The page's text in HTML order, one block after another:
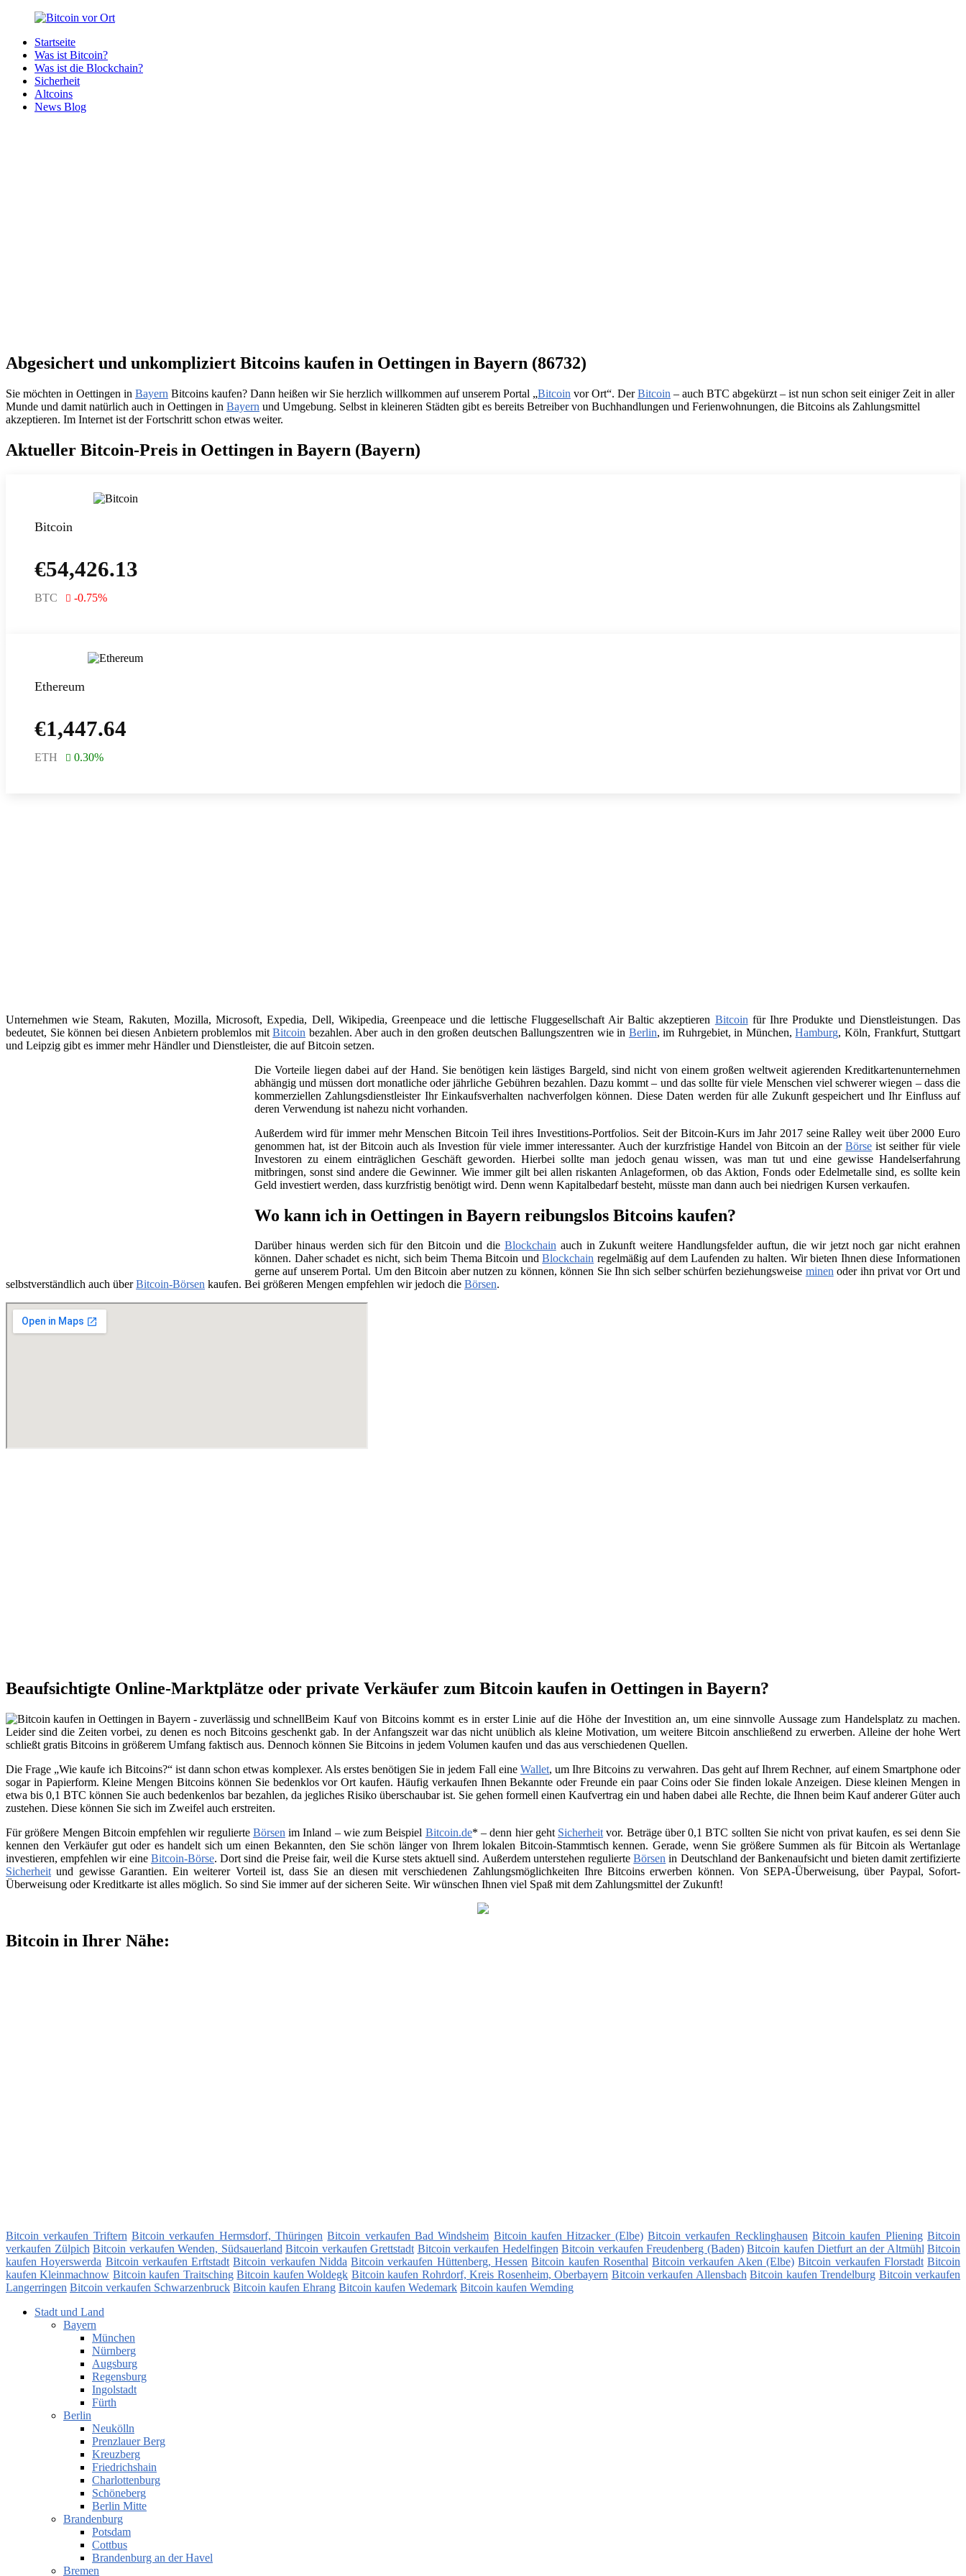
Zurück
Inhalt
Bitcoin
Bitcoins
deiner
Region
Startseite
Was ist Bitcoin?
Was ist die Blockchain?
Sicherheit
Altcoins
News Blog
Abgesichert und unkompliziert Bitcoins kaufen in Oettingen in Bayern (86732)
Sie möchten in Oettingen in Bayern Bitcoins kaufen? Dann heißen wir Sie herzlich willkommen auf unserem Portal „Bitcoin vor Ort“. DerBitcoin – auch BTC abgekürzt – ist nun schon seit einiger Zeit in aller
Munde und damit natürlich auch in Oettingen in Bayern und Umgebung. Selbst in kleineren Städten gibt es bereits Betreiber von Buchhandlungen und Ferienwohnungen, die Bitcoins als Zahlungsmittel
akzeptieren. Im Internet ist der Fortschritt schon etwas weiter.
Aktueller Bitcoin-Preis in Oettingen in Bayern (Bayern)
Bitcoin
€54,426.13
BTC -0.75%
Ethereum
€1,447.64
ETH 0.30%
Unternehmen wie Steam, Rakuten, Mozilla, Microsoft, Expedia, Dell, Wikipedia, Greenpeace und die lettische Fluggesellschaft Air Baltic akzeptieren Bitcoin für Ihre Produkte und Dienstleistungen. Das
bedeutet, Sie können bei diesen Anbietern problemlos mitBitcoin bezahlen. Aber auch in den großen deutschen Ballungszentren wie in Berlin, im Ruhrgebiet, in München,Hamburg, Köln, Frankfurt, Stuttgart
und Leipzig gibt es immer mehr Händler und Dienstleister, die auf Bitcoin setzen.
Die Vorteile liegen dabei auf der Hand. Sie benötigen kein lästiges Bargeld, sind nicht von einem großen weltweit agierenden Kreditkartenunternehmen
abhängig und müssen dort monatliche oder jährliche Gebühren bezahlen. Dazu kommt – und das sollte für viele Menschen viel schwerer wiegen – dass die
kommerziellen Zahlungsdienstleister Ihr Einkaufsverhalten nachverfolgen können. Diese Daten werden für alle Zukunft gespeichert und Ihr Einfluss auf
deren Verwendung ist nahezu nicht vorhanden.
Außerdem wird für immer mehr Menschen Bitcoin Teil ihres Investitions-Portfolios. Seit der Bitcoin-Kurs im Jahr 2017 seine Ralley weit über 2000 Euro
genommen hat, ist der Bitcoin auch als Investion für viele immer interessanter. Auch der kurzfristige Handel von Bitcoin an derBörse ist seither für viele
Investoren zu einem einträglichen Geschäft geworden. Hierbei sollte man jedoch genau wissen, was man tut und eine gewisse Handelserfahrung
mitbringen, sonst sind andere die Gewinner. Wie immer gilt bei allen riskanten Anlageformen, ob das Aktion, Fonds oder Edelmetalle sind, es sollte kein
Geld investiert werden, dass kurzfristig benötigt wird. Denn wenn Kapitalbedarf besteht, müsste man dann auch bei niedrigen Kursen verkaufen.
Wo kann ich in Oettingen in Bayern reibungslos Bitcoins kaufen?
Darüber hinaus werden sich für den Bitcoin und die Blockchainauch in Zukunft weitere Handlungsfelder auftun, die wir jetzt noch gar nicht erahnen
können. Daher schadet es nicht, sich beim Thema Bitcoin undBlockchain regelmäßig auf dem Laufenden zu halten. Wir bieten Ihnen diese Informationen
gerne auf unserem Portal. Um den Bitcoin aber nutzen zu können, können Sie Ihn sich selber schürfen beziehungsweise minenoder ihn privat vor Ort und
selbstverständlich auch überBitcoin-Börsen kaufen. Bei größeren Mengen empfehlen wir jedoch die Börsen.
Beaufsichtigte Online-Marktplätze oder private Verkäufer zum Bitcoin kaufen in Oettingen in Bayern?
Beim Kauf von Bitcoins kommt es in erster Linie auf die Höhe der Investition an, um eine sinnvolle Aussage zum Handelsplatz zu machen.
Leider sind die Zeiten vorbei, zu denen es noch Bitcoins geschenkt gab. In der Anfangszeit war das nicht unüblich als kleine Motivation, um weitere Bitcoin anschließend zu erwerben. Alleine der hohe Wert
schließt gratis Bitcoins in größerem Umfang faktisch aus. Dennoch können Sie Bitcoins in jedem Volumen kaufen und das aus verschiedenen Quellen.
Die Frage „Wie kaufe ich Bitcoins?“ ist dann schon etwas komplexer. Als erstes benötigen Sie in jedem Fall eine Wallet, um Ihre Bitcoins zu verwahren. Das geht auf Ihrem Rechner, auf einem Smartphone oder
sogar in Papierform. Kleine Mengen Bitcoins können Sie bedenklos vor Ort kaufen. Häufig verkaufen Ihnen Bekannte oder Freunde ein paar Coins oder Sie finden lokale Anzeigen. Diese kleinen Mengen in
etwa bis 0,1 BTC können Sie auch bedenkenlos bar bezahlen, da jegliches Risiko überschaubar ist. Sie gehen formell einen Kaufvertrag ein und haben dabei alle Rechte, die Ihnen beim Kauf anderer Güter auch
zustehen. Diese können Sie sich im Zweifel auch erstreiten.
Für größere Mengen Bitcoin empfehlen wir regulierte Börsen im Inland – wie zum Beispiel Bitcoin.de* – denn hier geht Sicherheit vor. Beträge über 0,1 BTC sollten Sie nicht von privat kaufen, es sei denn Sie
kennen den Verkäufer gut oder es handelt sich um einen Bekannten, den Sie schön länger von Ihrem lokalen Bitcoin-Stammtisch kennen. Gerade, wenn Sie größere Summen als für Bitcoin als Wertanlage
investieren, empfehlen wir eine Bitcoin-Börse. Dort sind die Preise fair, weil die Kurse stets aktuell sind. Außerdem unterstehen regulierteBörsen in Deutschland der Bankenaufsicht und bieten damit zertifizierte
Sicherheit und gewisse Garantien. Ein weiterer Vorteil ist, dass Sie an diesen mit verschiedenen Zahlungsmöglichkeiten Ihre Bitcoins erwerben können. Von SEPA-Überweisung, über Paypal, Sofort-
Überweisung oder Kreditkarte ist alles möglich. So sind Sie immer auf der sicheren Seite. Wir wünschen Ihnen viel Spaß mit dem Zahlungsmittel der Zukunft!
Bitcoin in Ihrer Nähe:
Bitcoin verkaufen Triftern Bitcoin verkaufen Hermsdorf, Thüringen Bitcoin verkaufen Bad Windsheim Bitcoin kaufen Hitzacker (Elbe) Bitcoin verkaufen Recklinghausen Bitcoin kaufen Pliening Bitcoin
verkaufen Zülpich Bitcoin verkaufen Wenden, Südsauerland Bitcoin verkaufen Grettstadt Bitcoin verkaufen Hedelfingen Bitcoin verkaufen Freudenberg (Baden) Bitcoin kaufen Dietfurt an der Altmühl Bitcoin
kaufen Hoyerswerda Bitcoin verkaufen Erftstadt Bitcoin verkaufen Nidda Bitcoin verkaufen Hüttenberg, Hessen Bitcoin kaufen Rosenthal Bitcoin verkaufen Aken (Elbe) Bitcoin verkaufen Florstadt Bitcoin
kaufen Kleinmachnow Bitcoin kaufen Traitsching Bitcoin kaufen Woldegk Bitcoin kaufen Rohrdorf, Kreis Rosenheim, Oberbayern Bitcoin verkaufen Allensbach Bitcoin kaufen Trendelburg Bitcoin verkaufen
Langerringen Bitcoin verkaufen Schwarzenbruck Bitcoin kaufen Ehrang Bitcoin kaufen Wedemark Bitcoin kaufen Wemding
Stadt und Land
Bayern
München
Nürnberg
Augsburg
Regensburg
Ingolstadt
Fürth
Berlin
Neukölln
Prenzlauer Berg
Kreuzberg
Friedrichshain
Charlottenburg
Schöneberg
Berlin Mitte
Brandenburg
Potsdam
Cottbus
Brandenburg an der Havel
Bremen